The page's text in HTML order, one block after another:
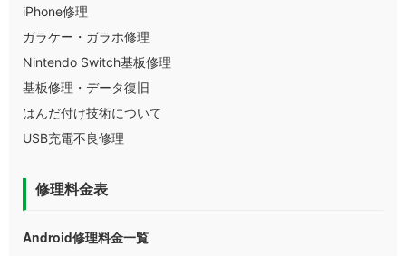
iPhone修理
ガラケー・ガラホ修理
Nintendo Switch基板修理
基板修理・データ復旧
はんだ付け技術について
USB充電不良修理
修理料金表
Android修理料金一覧